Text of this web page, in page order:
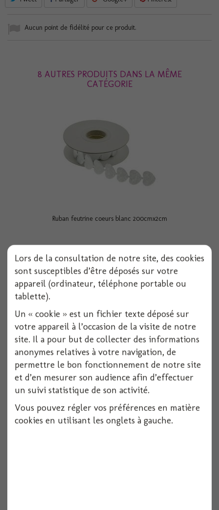
Aucun point de fidélité pour ce produit.
8 AUTRES PRODUITS DANS LA MÊME
CATÉGORIE
Ruban feutrine coeurs blanc 200cmx2cm
Voir
Ruban feutrine coeurs rouge 200cmx2cm
Lors de la consultation de notre site, des cookies
sont susceptibles d’être déposés sur votre
appareil (ordinateur, téléphone portable ou
tablette).
Un « cookie » est un fichier texte déposé sur
votre appareil à l’occasion de la visite de notre
site. Il a pour but de collecter des informations
anonymes relatives à votre navigation, de
permettre le bon fonctionnement de notre site
et d’en mesurer son audience afin d’effectuer
un suivi statistique de son activité.
Vous pouvez régler vos préférences en matière
cookies en utilisant les onglets à gauche.